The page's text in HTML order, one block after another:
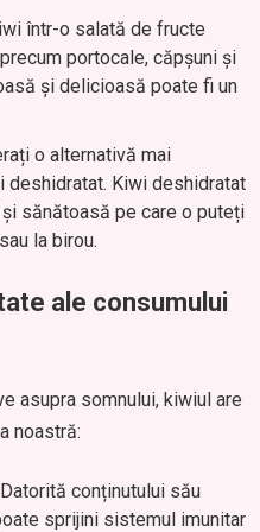
într-o salată de fructe
portocale, căpșuni și
și delicioasă poate fi un
o alternativă mai
deshidratat. Kiwi deshidratat
sănătoasă pe care o puteți
la birou.
ale consumului
asupra somnului, kiwiul are
noastră:
Datorită conținutului său
sprijini sistemul imunitar